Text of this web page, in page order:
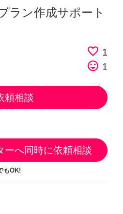
ラン作成サポート
favorite_border 1
tag_faces 1
頼相談
ーへ同時に依頼相談
もOK!